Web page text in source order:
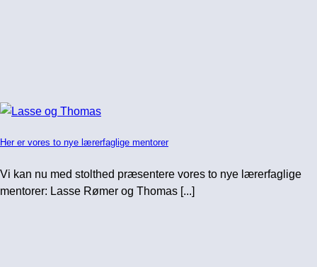
Her er vores to nye lærerfaglige mentorer
Vi kan nu med stolthed præsentere vores to nye lærerfaglige
mentorer: Lasse Rømer og Thomas [...]